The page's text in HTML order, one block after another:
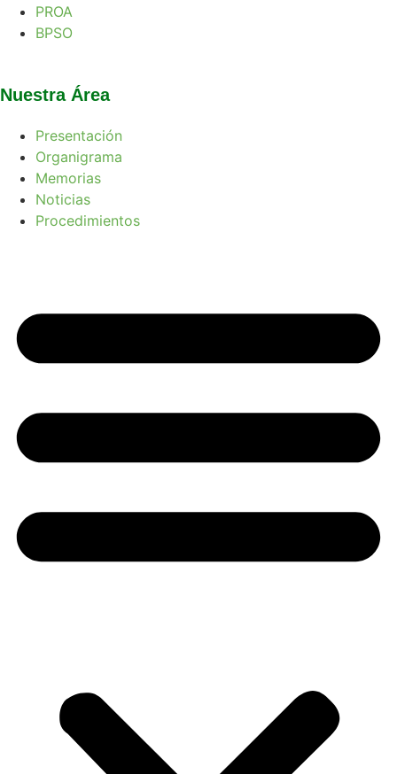
PROA
BPSO
Nuestra Área
Presentación
Organigrama
Memorias
Noticias
Procedimientos